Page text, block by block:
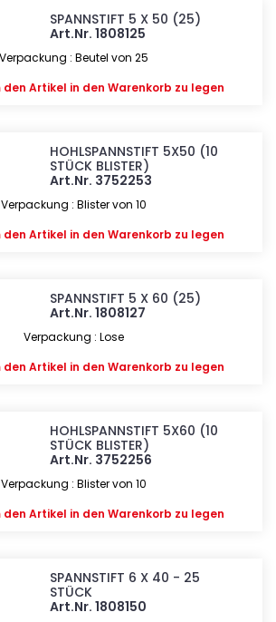
SPANNSTIFT 5 X 50 (25)
Art.Nr. 1808125
Verpackung : Beutel von 25
den Artikel in den Warenkorb zu legen
HOHLSPANNSTIFT 5X50 (10
STÜCK BLISTER)
Art.Nr. 3752253
Verpackung : Blister von 10
den Artikel in den Warenkorb zu legen
SPANNSTIFT 5 X 60 (25)
Art.Nr. 1808127
Verpackung : Lose
den Artikel in den Warenkorb zu legen
HOHLSPANNSTIFT 5X60 (10
STÜCK BLISTER)
Art.Nr. 3752256
Verpackung : Blister von 10
den Artikel in den Warenkorb zu legen
SPANNSTIFT 6 X 40 - 25
STÜCK
Art.Nr. 1808150